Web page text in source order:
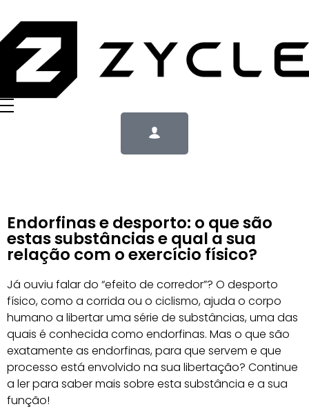
Endorfinas e desporto: o que são
estas substâncias e qual a sua
relação com o exercício físico?
Já ouviu falar do “efeito de corredor”? O desporto
físico, como a corrida ou o ciclismo, ajuda o corpo
humano a libertar uma série de substâncias, uma das
quais é conhecida como endorfinas. Mas o que são
exatamente as endorfinas, para que servem e que
processo está envolvido na sua libertação? Continue
a ler para saber mais sobre esta substância e a sua
função!